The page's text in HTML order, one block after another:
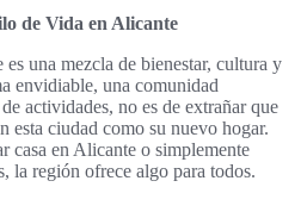
de Vida en Alicante
una mezcla de bienestar, cultura y
envidiable, una comunidad
actividades, no es de extrañar que
esta ciudad como su nuevo hogar.
casa en Alicante o simplemente
la región ofrece algo para todos.